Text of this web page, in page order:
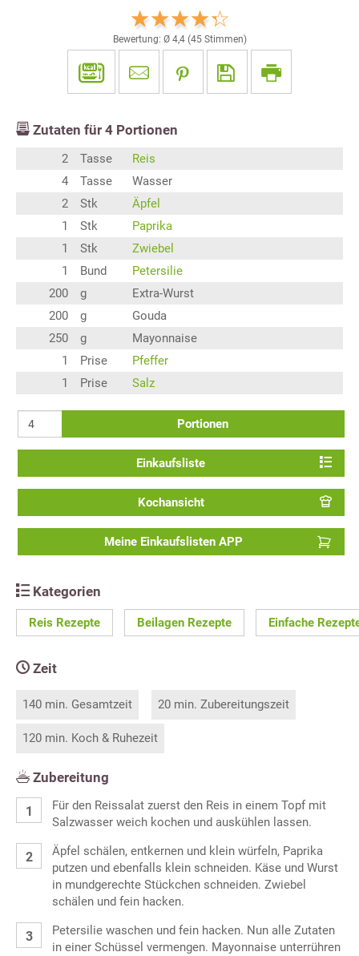
Bewertung: Ø 4,4(45Stimmen)
Zutaten für 4 Portionen
2 Tasse
Reis
4
Tasse
Wasser
2
Stk
Äpfel
1
Stk
Paprika
1
Stk
Zwiebel
1
Bund
Petersilie
200
g
Extra-Wurst
200
g
Gouda
250
g
Mayonnaise
1
Prise
Pfeffer
1
Prise Salz
Portionen
Einkaufsliste
Kochansicht
Meine Einkaufslisten APP
Kategorien
Reis Rezepte Beilagen Rezepte Einfache
Zeit
140 min. Gesamtzeit 20 min. Zubereitungszeit
120 min. Koch & Ruhezeit
Zubereitung
Für den Reissalat zuerst den Reis in einem Topf mit
Salzwasser weich kochen und auskühlen lassen.
Äpfel schälen, entkernen und klein würfeln, Paprika
putzen und ebenfalls klein schneiden. Käse und Wurst
in mundgerechte Stückchen schneiden. Zwiebel
schälen und fein hacken.
Petersilie waschen und fein hacken. Nun alle Zutaten
in einer Schüssel vermengen. Mayonnaise unterrühren